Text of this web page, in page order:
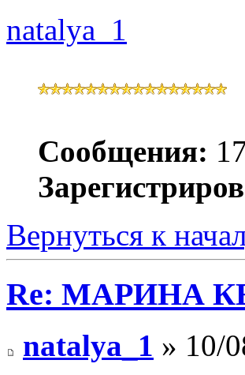
natalya_1
Сообщения:
Вернуться к
Re: МАРИНА
natalya_1 » 10/